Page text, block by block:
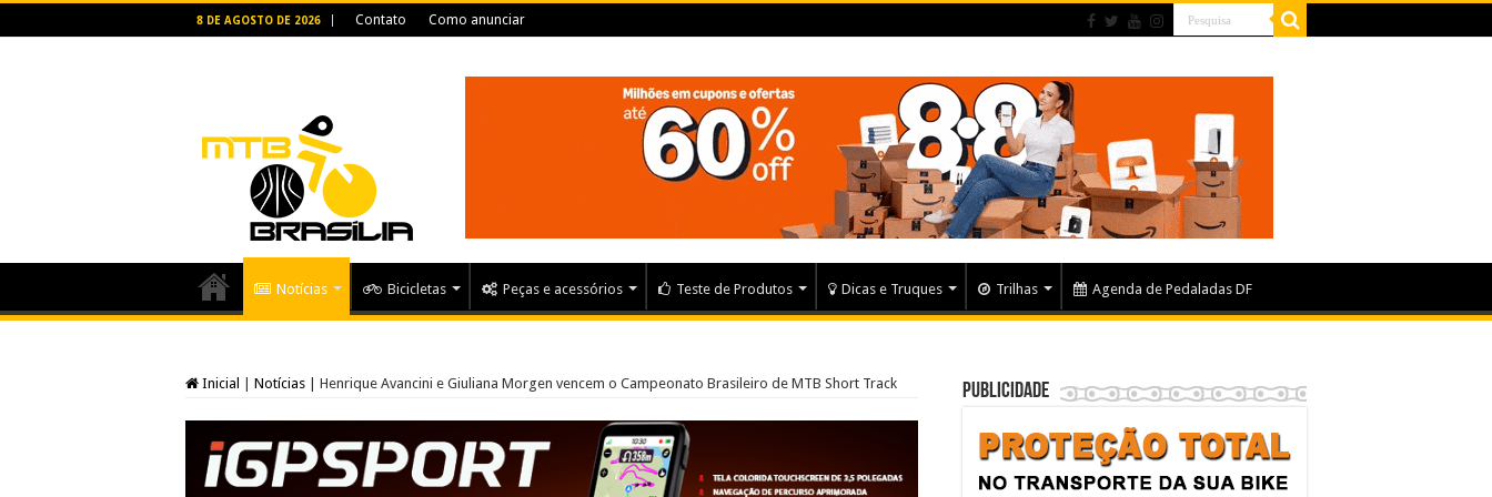
8 DE AGOSTO DE 2026 Contato Como anunciar
Notícias Bicicletas Peças e acessórios Teste de Produtos Dicas e Truques Trilhas Agenda de Pedaladas DF
Inicial Notícias Henrique Avancini e Giuliana Morgen vencem o Campeonato Brasileiro de MTB Short Track Publicidade